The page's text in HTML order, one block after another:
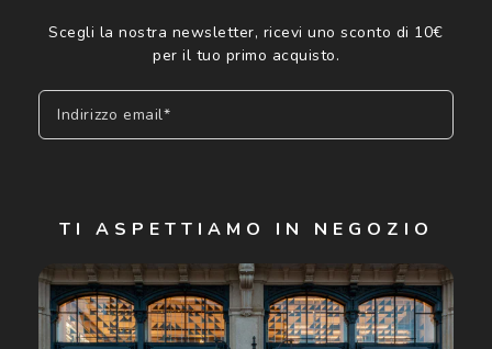
Scegli la nostra newsletter, ricevi uno sconto di 10€
per il tuo primo acquisto.
Indirizzo email*
Cliccando su "Iscriviti", confermo di avere più di 16 anni e
acconsento all'utilizzo dei miei Dati Personali da parte di
Luxottica Group S.p.A. per l'invio di offerte speciali, novità
ed altre comunicazioni di carattere pubblicitario (consultare
Informativa sulla privacyper ulteriori informazioni).
TI ASPETTIAMO IN NEGOZIO